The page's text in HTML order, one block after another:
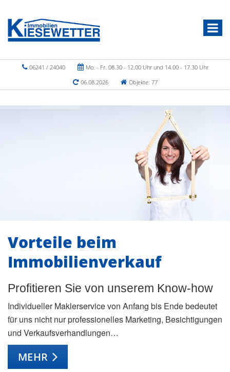
06241 / 24040
Mo. - Fr. 08.30 - 12.00 Uhr und 14.00 - 17.30 Uhr
06.08.2026
Objekte: 77
Vorteile beim
Immobilienverkauf
Profitieren Sie von unserem Know-how
Individueller Maklerservice von Anfang bis Ende bedeutet
für uns nicht nur professionelles Marketing, Besichtigungen
und Verkaufsverhandlungen…
MEHR